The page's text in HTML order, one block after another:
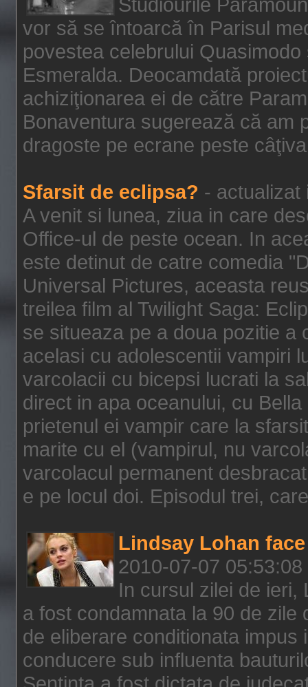
vor să se întoarcă în Parisul
povestea celebrului
Esmeralda. Deocamdată
achiziţionarea ei de către
Bonaventura sugerează că am
dragoste pe ecrane peste
Sfarsit de eclipsa? - actualizat
A venit si lunea, ziua in care
Office-ul de peste ocean. In
este detinut de catre comedia
Universal Pictures, aceasta
treilea film al Twilight Saga:
se situeaza pe a doua pozitie a
acelasi cu adolescentii vampiri
varcolacii cu bicepsi lucrati la
direct in apa oceanului, cu
prietenul ei vampir care la
marite cu el (vampirul, nu
varcolacul permanent
e pe locul doi. Episodul trei,
Lindsay Lohan
2010-07-07 05:53:08
In cursul zilei de ieri,
a fost condamnata la 90 de
de eliberare conditionata
conducere sub influenta